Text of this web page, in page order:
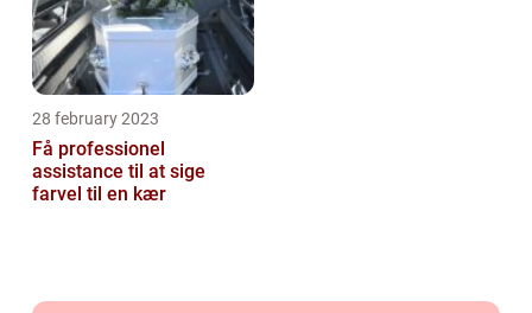
28 february 2023
Få professionel
assistance til at sige
farvel til en kær